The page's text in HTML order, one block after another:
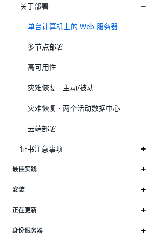
关于部署
单台计算机上的 Web 服务器
多节点部署
高可用性
灾难恢复 - 主动/被动
灾难恢复 - 两个活动数据中心
云端部署
证书注意事项
最佳实践
安装
正在更新
身份服务器